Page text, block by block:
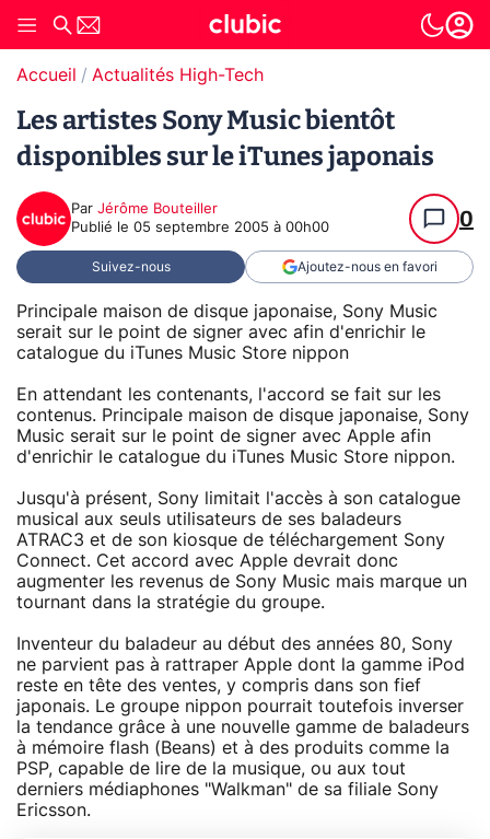
Accueil Actualités High-Tech
Les artistes Sony Music bientôt
disponibles sur le iTunes japonais
Par Jérôme Bouteiller
Publié le 05 septembre 2005 à 00h00 0
Suivez-nous Ajoutez-nous en favori
Principale maison de disque japonaise, Sony Music
serait sur le point de signer avec afin d'enrichir le
catalogue du iTunes Music Store nippon
En attendant les contenants, l'accord se fait sur les
contenus. Principale maison de disque japonaise, Sony
Music serait sur le point de signer avec Apple afin
d'enrichir le catalogue du iTunes Music Store nippon.
Jusqu'à présent, Sony limitait l'accès à son catalogue
musical aux seuls utilisateurs de ses baladeurs
ATRAC3 et de son kiosque de téléchargement Sony
Connect. Cet accord avec Apple devrait donc
augmenter les revenus de Sony Music mais marque un
tournant dans la stratégie du groupe.
Inventeur du baladeur au début des années 80, Sony
ne parvient pas à rattraper Apple dont la gamme iPod
reste en tête des ventes, y compris dans son fief
japonais. Le groupe nippon pourrait toutefois inverser
la tendance grâce à une nouvelle gamme de baladeurs
à mémoire flash (Beans) et à des produits comme la
PSP, capable de lire de la musique, ou aux tout
derniers médiaphones "Walkman" de sa filiale Sony
Ericsson.